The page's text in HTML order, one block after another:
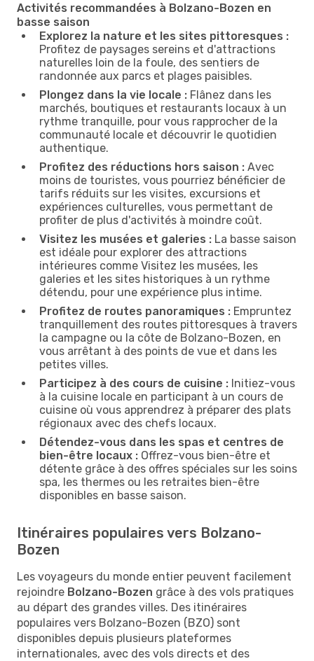
Activités recommandées à Bolzano-Bozen en
basse saison
Explorez la nature et les sites pittoresques :
Profitez de paysages sereins et d'attractions
naturelles loin de la foule, des sentiers de
randonnée aux parcs et plages paisibles.
Plongez dans la vie locale : Flânez dans les
marchés, boutiques et restaurants locaux à un
rythme tranquille, pour vous rapprocher de la
communauté locale et découvrir le quotidien
authentique.
Profitez des réductions hors saison : Avec
moins de touristes, vous pourriez bénéficier de
tarifs réduits sur les visites, excursions et
expériences culturelles, vous permettant de
profiter de plus d'activités à moindre coût.
Visitez les musées et galeries : La basse saison
est idéale pour explorer des attractions
intérieures comme Visitez les musées, les
galeries et les sites historiques à un rythme
détendu, pour une expérience plus intime.
Profitez de routes panoramiques : Empruntez
tranquillement des routes pittoresques à travers
la campagne ou la côte de Bolzano-Bozen, en
vous arrêtant à des points de vue et dans les
petites villes.
Participez à des cours de cuisine : Initiez-vous
à la cuisine locale en participant à un cours de
cuisine où vous apprendrez à préparer des plats
régionaux avec des chefs locaux.
Détendez-vous dans les spas et centres de
bien-être locaux : Offrez-vous bien-être et
détente grâce à des offres spéciales sur les soins
spa, les thermes ou les retraites bien-être
disponibles en basse saison.
Itinéraires populaires vers Bolzano-
Bozen
Les voyageurs du monde entier peuvent facilement
rejoindre Bolzano-Bozen grâce à des vols pratiques
au départ des grandes villes. Des itinéraires
populaires vers Bolzano-Bozen (BZO) sont
disponibles depuis plusieurs plateformes
internationales, avec des vols directs et des